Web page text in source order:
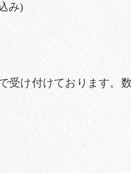
み)
受け付けております。